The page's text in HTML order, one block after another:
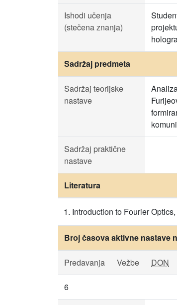
Ishodi učenja
(stečena znanja)
Sadržaj predmeta
Sadržaj teorijske
nastave
Sadržaj praktične
nastave
Literatura
Introduction to Fourier
Broj časova aktivne nastave
Predavanja Vežbe DON
6